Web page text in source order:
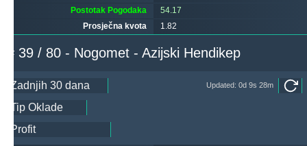
Postotak Pogodaka
Prosječna kvota
54.17
1.82
# 39 / 80 - Nogomet - Azijski Hendikep
Updated: 0d 9s 28m